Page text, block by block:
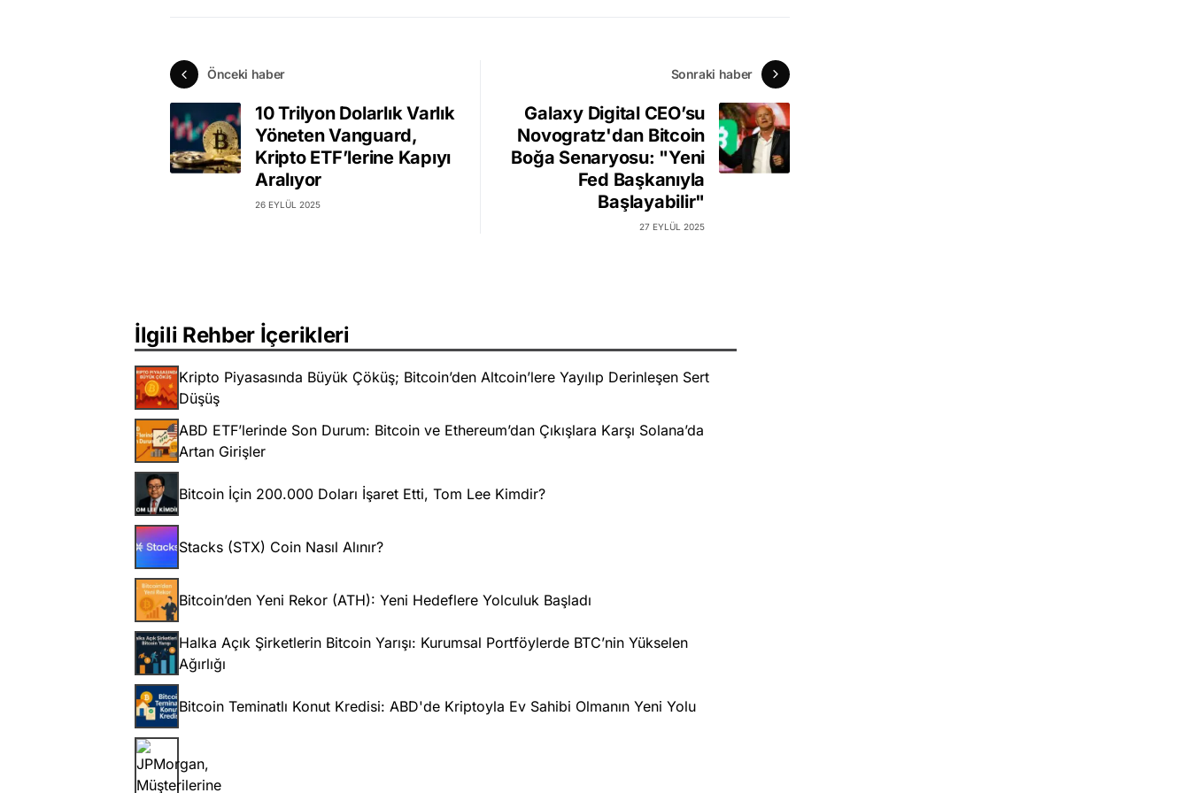
Önceki haber
10 Trilyon Dolarlık Varlık
Yöneten Vanguard,
Kripto ETF’lerine Kapıyı
Aralıyor
26 EYLÜL 2025
Sonraki haber
Galaxy Digital CEO’su
Novogratz'dan Bitcoin
Boğa Senaryosu: "Yeni
Fed Başkanıyla
Başlayabilir"
27 EYLÜL 2025
İlgili Rehber İçerikleri
Kripto Piyasasında Büyük Çöküş; Bitcoin’den Altcoin’lere Yayılıp Derinleşen Sert
Düşüş
ABD ETF’lerinde Son Durum: Bitcoin ve Ethereum’dan Çıkışlara Karşı Solana’da
Artan Girişler
Bitcoin İçin 200.000 Doları İşaret Etti, Tom Lee Kimdir?
Stacks (STX) Coin Nasıl Alınır?
Bitcoin’den Yeni Rekor (ATH): Yeni Hedeflere Yolculuk Başladı
Halka Açık Şirketlerin Bitcoin Yarışı: Kurumsal Portföylerde BTC’nin Yükselen
Ağırlığı
Bitcoin Teminatlı Konut Kredisi: ABD'de Kriptoyla Ev Sahibi Olmanın Yeni Yolu